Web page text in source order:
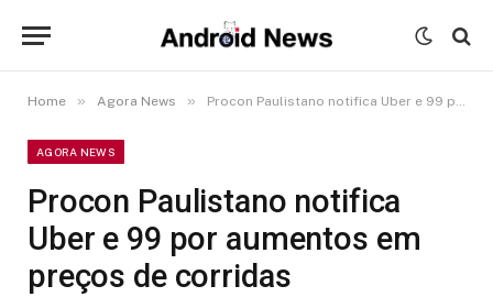
Home » Agora News » Procon Paulistano notifica Uber e 99 por aumentos em preços de corridas
AGORA NEWS
Procon Paulistano notifica
Uber e 99 por aumentos em
preços de corridas